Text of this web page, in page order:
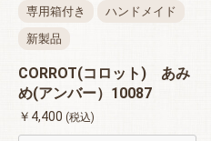
専用箱付き
ハンドメイド
新製品
CORROT(コロット) あみ
め(アンバー）10087
￥4,400 (税込)